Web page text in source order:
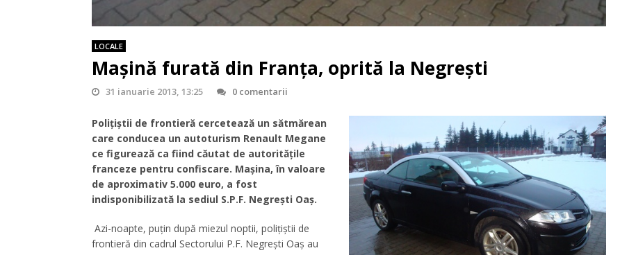
LOCALE
Mașină furată din Franța, oprită la Negrești
31 ianuarie 2013, 13:25 0 comentarii
Poliţiştii de frontieră cercetează un sătmărean
care conducea un autoturism Renault Megane
ce figurează ca fiind căutat de autoritățile
franceze pentru confiscare. Mașina, în valoare
de aproximativ 5.000 euro, a fost
indisponibilizată la sediul S.P.F. Negrești Oaș.
Azi-noapte, puțin după miezul noptii, polițiștii de
frontieră din cadrul Sectorului P.F. Negrești Oaș au